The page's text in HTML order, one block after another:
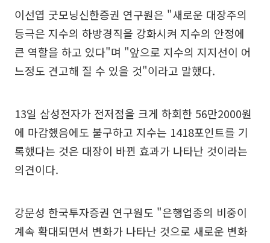
이선엽 굿모닝신한증권 연구원은 "새로운 대장주의
등극은 지수의 하방경직을 강화시켜 지수의 안정에
큰 역할을 하고 있다"며 "앞으로 지수의 지지선이 어
느정도 견고해 질 수 있을 것"이라고 말했다.
13일 삼성전자가 전저점을 크게 하회한 56만2000원
에 마감했음에도 불구하고 지수는 1418포인트를 기
록했다는 것은 대장이 바뀐 효과가 나타난 것이라는
의견이다.
강문성 한국투자증권 연구원도 "은행업종의 비중이
계속 확대되면서 변화가 나타난 것으로 새로운 변화